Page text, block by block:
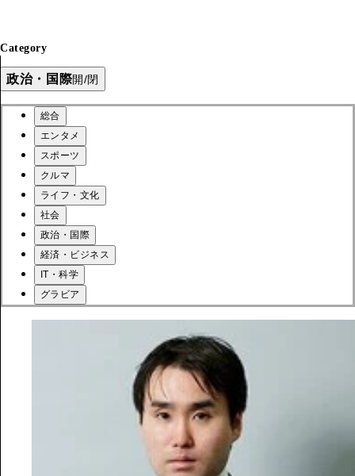
Category
政治・国際開/閉
総合
エンタメ
スポーツ
クルマ
ライフ・文化
社会
政治・国際
経済・ビジネス
IT・科学
グラビア